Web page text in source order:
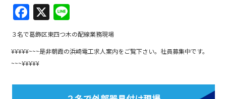
F
a
c
e
o
X
n
e
３名で葛飾区東四つ木の配線業務現場
¥¥¥¥¥~~~是非朝霞の浜崎電工求人案内をご覧下さい。社員募集中です。
~~~¥¥¥¥¥